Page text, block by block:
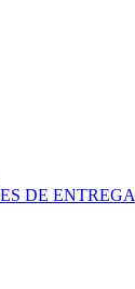
DE ENTREGA